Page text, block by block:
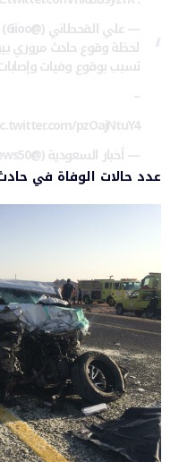
— علي القحطاني (@6iioo)
لحظة وقوع حادث مروري بين 13 سيارة على
تسبب بوقوع وفيات
–
pzOajNtuY4
— أخبار السعودية (@SaudiNews50)
عدد حالات الوفاة في